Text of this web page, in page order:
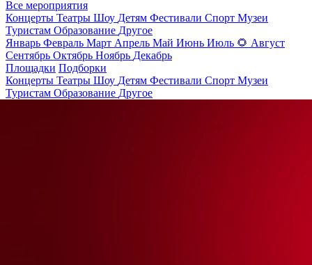
Все мероприятия
Концерты Театры Шоу Детям Фестивали Спорт Музеи
Туристам Образование Другое
Январь Февраль Март Апрель Май Июнь Июль 🌻 Август
Сентябрь Октябрь Ноябрь Декабрь
Площадки Подборки
Концерты Театры Шоу Детям Фестивали Спорт Музеи
Туристам Образование Другое